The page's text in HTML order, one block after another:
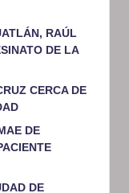
RAÚL
DE LA
CERCA DE
DE
DE